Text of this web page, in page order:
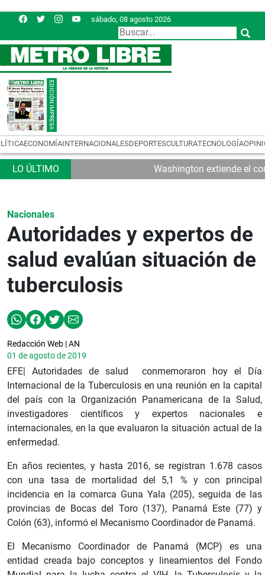
sábado, 08 agosto 2026
ECONOMÍAINTERNACIONALESDEPORTESCULTURATECNOLOGÍA
Washington extiende el
Nacionales
Autoridades y expertos de
salud evalúan situación de
tuberculosis
Redacción Web | AN
01 de agosto de 2019
EFE| Autoridades de salud conmemoraron hoy el Día
Internacional de la Tuberculosis en una reunión en la capital
del país con la Organización Panamericana de la Salud,
investigadores científicos y expertos nacionales e
internacionales, en la que evaluaron la situación actual de la
enfermedad.
En años recientes, y hasta 2016, se registran 1.678 casos
con una tasa de mortalidad del 5,1 % y con principal
incidencia en la comarca Guna Yala (205), seguida de las
provincias de Bocas del Toro (137), Panamá Este (77) y
Colón (63), informó el Mecanismo Coordinador de Panamá.
El Mecanismo Coordinador de Panamá (MCP) es una
entidad creada bajo conceptos y lineamientos del Fondo